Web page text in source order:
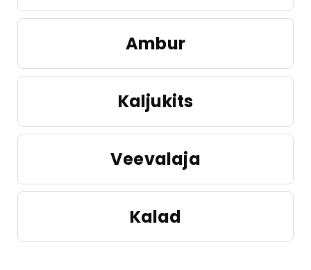
Ambur
Kaljukits
Veevalaja
Kalad